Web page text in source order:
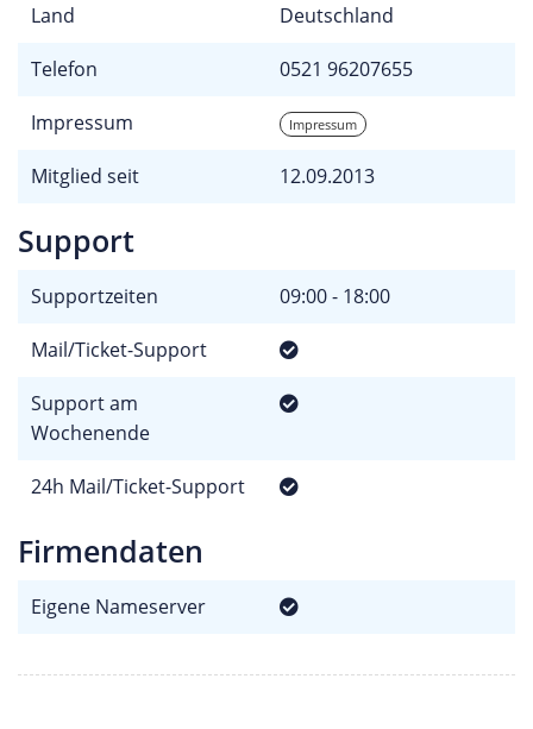
Land Deutschland
Telefon 0521 96207655
Impressum Impressum
Mitglied seit 12.09.2013
Support
Supportzeiten 09:00 - 18:00
Mail/Ticket-Support
Support am
Wochenende
24h Mail/Ticket-Support
Firmendaten
Eigene Nameserver